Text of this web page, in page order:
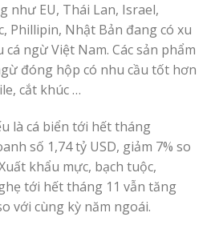
EU, Thái Lan, Israel,
Phillipin, Nhật Bản đang có xu
ngừ Việt Nam. Các sản phẩm
đóng hộp có nhu cầu tốt hơn
cắt khúc …
là cá biển tới hết tháng
số 1,74 tỷ USD, giảm 7% so
khẩu mực, bạch tuộc,
tới hết tháng 11 vẫn tăng
với cùng kỳ năm ngoái.